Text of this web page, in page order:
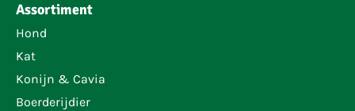
Assortiment
Hond
Kat
Konijn & Cavia
Boerderijdier